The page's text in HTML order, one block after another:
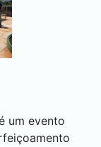
um evento